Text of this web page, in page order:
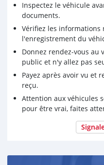
Inspectez le véhicule
documents.
Vérifiez les
l'enregistrement du
Donnez rendez-vous
public et n'y allez pas
Payez après avoir vu et
reçu.
Attention aux véhicules
pour être vrai, faites